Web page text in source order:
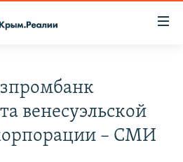
венесуэльской
– СМИ